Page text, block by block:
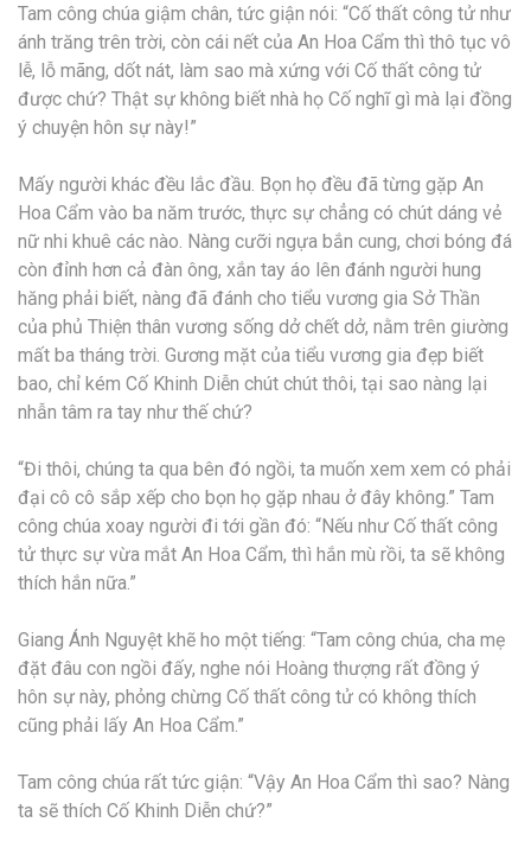
Tam công chúa giậm chân, tức giận nói: “Cố thất công tử như
ánh trăng trên trời, còn cái nết của An Hoa Cẩm thì thô tục vô
lễ, lỗ mãng, dốt nát, làm sao mà xứng với Cố thất công tử
được chứ? Thật sự không biết nhà họ Cố nghĩ gì mà lại đồng
ý chuyện hôn sự này!”
Mấy người khác đều lắc đầu. Bọn họ đều đã từng gặp An
Hoa Cẩm vào ba năm trước, thực sự chẳng có chút dáng vẻ
nữ nhi khuê các nào. Nàng cưỡi ngựa bắn cung, chơi bóng đá
còn đỉnh hơn cả đàn ông, xắn tay áo lên đánh người hung
hăng phải biết, nàng đã đánh cho tiểu vương gia Sở Thần
của phủ Thiện thân vương sống dở chết dở, nằm trên giường
mất ba tháng trời. Gương mặt của tiểu vương gia đẹp biết
bao, chỉ kém Cố Khinh Diễn chút chút thôi, tại sao nàng lại
nhẫn tâm ra tay như thế chứ?
“Đi thôi, chúng ta qua bên đó ngồi, ta muốn xem xem có phải
đại cô cô sắp xếp cho bọn họ gặp nhau ở đây không.” Tam
công chúa xoay người đi tới gần đó: “Nếu như Cố thất công
tử thực sự vừa mắt An Hoa Cẩm, thì hắn mù rồi, ta sẽ không
thích hắn nữa.”
Giang Ánh Nguyệt khẽ ho một tiếng: “Tam công chúa, cha mẹ
đặt đâu con ngồi đấy, nghe nói Hoàng thượng rất đồng ý
hôn sự này, phỏng chừng Cố thất công tử có không thích
cũng phải lấy An Hoa Cẩm.”
Tam công chúa rất tức giận: “Vậy An Hoa Cẩm thì sao? Nàng
ta sẽ thích Cố Khinh Diễn chứ?”